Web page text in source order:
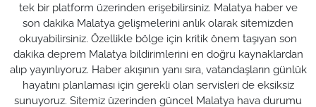
tek bir platform üzerinden erişebilirsiniz. Malatya haber ve
son dakika Malatya gelişmelerini anlık olarak sitemizden
okuyabilirsiniz. Özellikle bölge için kritik önem taşıyan son
dakika deprem Malatya bildirimlerini en doğru kaynaklardan
alıp yayınlıyoruz. Haber akışının yanı sıra, vatandaşların günlük
hayatını planlaması için gerekli olan servisleri de eksiksiz
sunuyoruz. Sitemiz üzerinden güncel Malatya hava durumu